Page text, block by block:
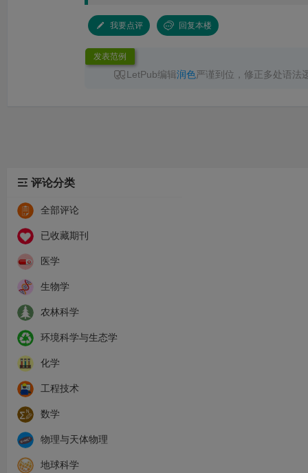
我要点评 回复本楼
发表范例
LetPub编辑润色严谨到位，修正多处语法
评论分类
全部评论
已收藏期刊
医学
生物学
农林科学
环境科学与生态学
化学
工程技术
数学
物理与天体物理
地球科学